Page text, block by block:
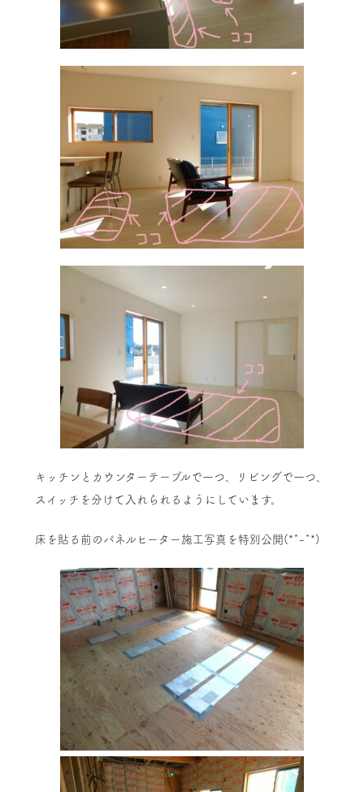
キッチンとカウンターテーブルで一つ、リビングで一つ、
スイッチを分けて入れられるようにしています。
床を貼る前のパネルヒーター施工写真を特別公開(*^-^*)